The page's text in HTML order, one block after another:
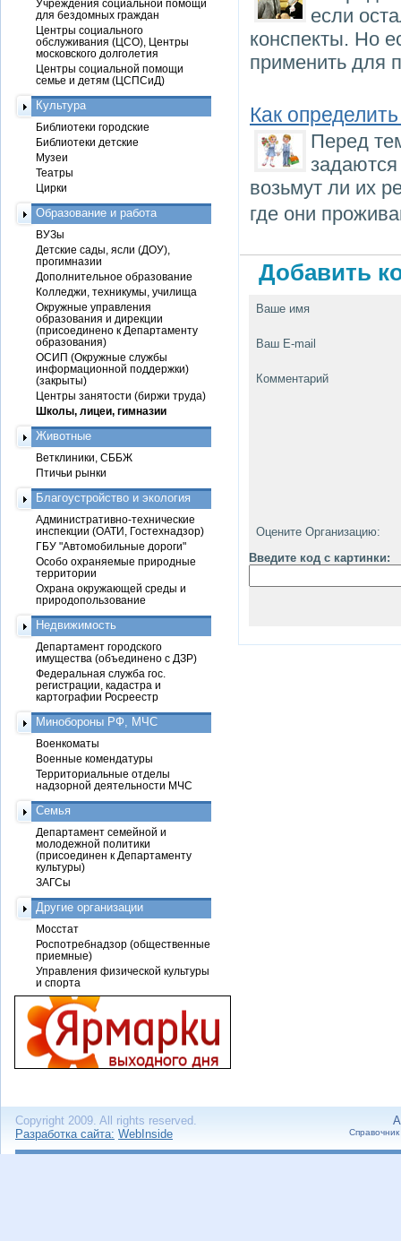
если
конспекты. Но
применить для
Как
Перед
возьмут ли их
где они
Добавить
Ваше имя
Ваш E-mail
Комментарий
Оцените Организацию:
Введите код с картинки:
Учреждения социальной помощи
для бездомных граждан
Центры социального
обслуживания (ЦСО), Центры
московского долголетия
Центры социальной помощи
семье и детям (ЦСПСиД)
Культура
Библиотеки городские
Библиотеки детские
Музеи
Театры
Цирки
Образование и работа
ВУЗы
Детские сады, ясли (ДОУ),
прогимназии
Дополнительное образование
Колледжи, техникумы, училища
Окружные управления
образования и дирекции
(присоединено к Департаменту
образования)
ОСИП (Окружные службы
информационной поддержки)
(закрыты)
Центры занятости (биржи труда)
Школы, лицеи, гимназии
Животные
Ветклиники, СББЖ
Птичьи рынки
Благоустройство и экология
Административно-технические
инспекции (ОАТИ, Гостехнадзор)
ГБУ "Автомобильные дороги"
Особо охраняемые природные
территории
Охрана окружающей среды и
природопользование
Недвижимость
Департамент городского
имущества (объединено с ДЗР)
Федеральная служба гос.
регистрации, кадастра и
картографии Росреестр
Минобороны РФ, МЧС
Военкоматы
Военные комендатуры
Территориальные отделы
надзорной деятельности МЧС
Семья
Департамент семейной и
молодежной политики
(присоединен к Департаменту
культуры)
ЗАГСы
Другие организации
Мосстат
Роспотребнадзор (общественные
приемные)
Управления физической культуры
и спорта
Copyright 2009. All rights reserved.
Разработка сайта: WebInside